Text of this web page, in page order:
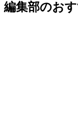
編集部のお